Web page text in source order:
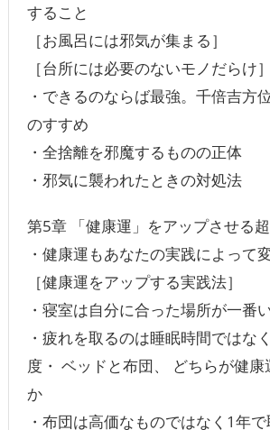
すること
［お風呂には邪気が集まる］
［台所には必要のないモノだらけ］
・できるのならば最強。千倍吉方
のすすめ
・全捨離を邪魔するものの正体
・邪気に襲われたときの対処法
第5章 「健康運」をアップさせる
・健康運もあなたの実践によって
［健康運をアップする実践法］
・寝室は自分に合った場所が一番
・疲れを取るのは睡眠時間ではな
度・ ベッドと布団、 どちらが健
か
・布団は高価なものではなく1年